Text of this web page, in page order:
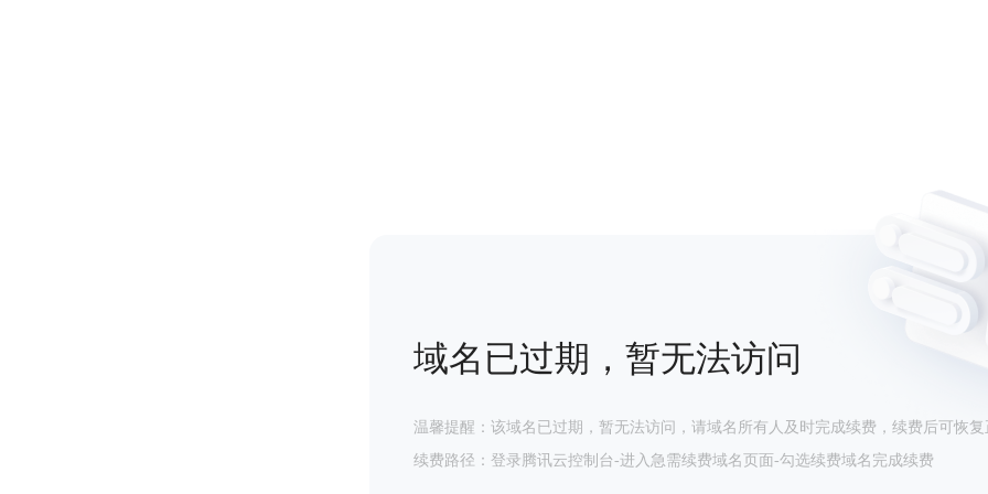
域名已过期，暂无法访问
温馨提醒：该域名已过期，暂无法访问，请域名所有人及时完成续费，续费后可恢复
续费路径：登录腾讯云控制台-进入急需续费域名页面-勾选续费域名完成续费